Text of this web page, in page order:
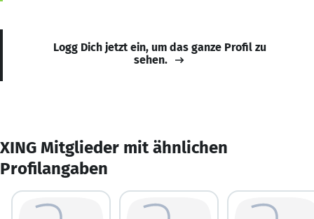
Logg Dich jetzt ein, um das ganze Profil zu
sehen.
XING Mitglieder mit ähnlichen
Profilangaben